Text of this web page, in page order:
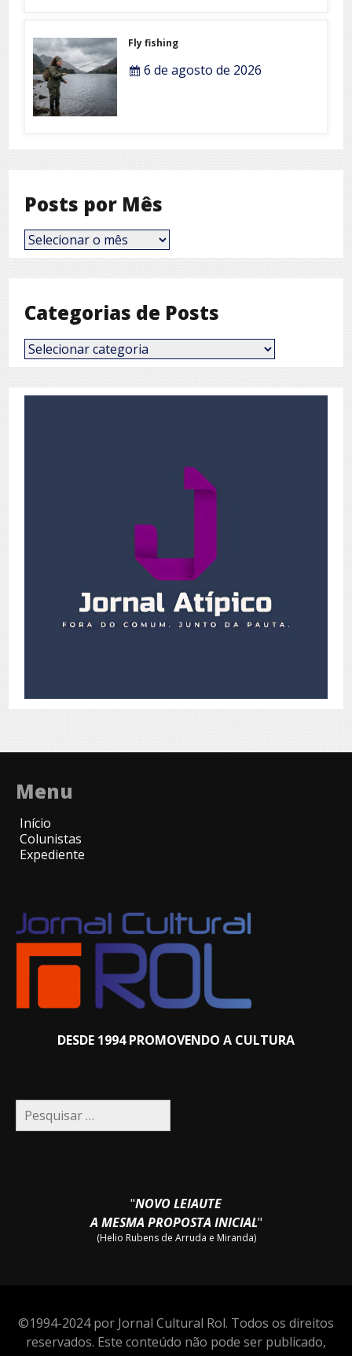
Fly fishing
6 de agosto de 2026
Posts por Mês
Posts
por
Categorias de Posts
Categorias
de
Menu
Início
Colunistas
Expediente
DESDE 1994 PROMOVENDO A CULTURA
Pesquisar
por:
"NOVO LEIAUTE
A MESMA PROPOSTA INICIAL"
(Helio Rubens de Arruda e Miranda)
©1994-2024 por Jornal Cultural Rol. Todos os direitos
reservados. Este conteúdo não pode ser publicado,